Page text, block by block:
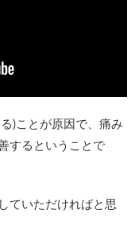
)ことが原因で、痛み
するということで
ていただければと思